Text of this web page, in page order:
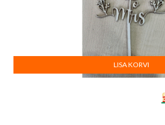
LISA KORVI